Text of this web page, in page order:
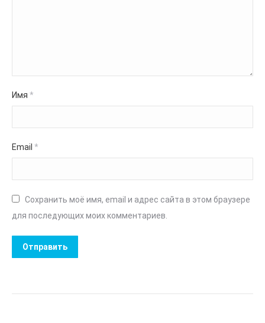
Имя *
Email *
Сохранить моё имя, email и адрес сайта в этом браузере
для последующих моих комментариев.